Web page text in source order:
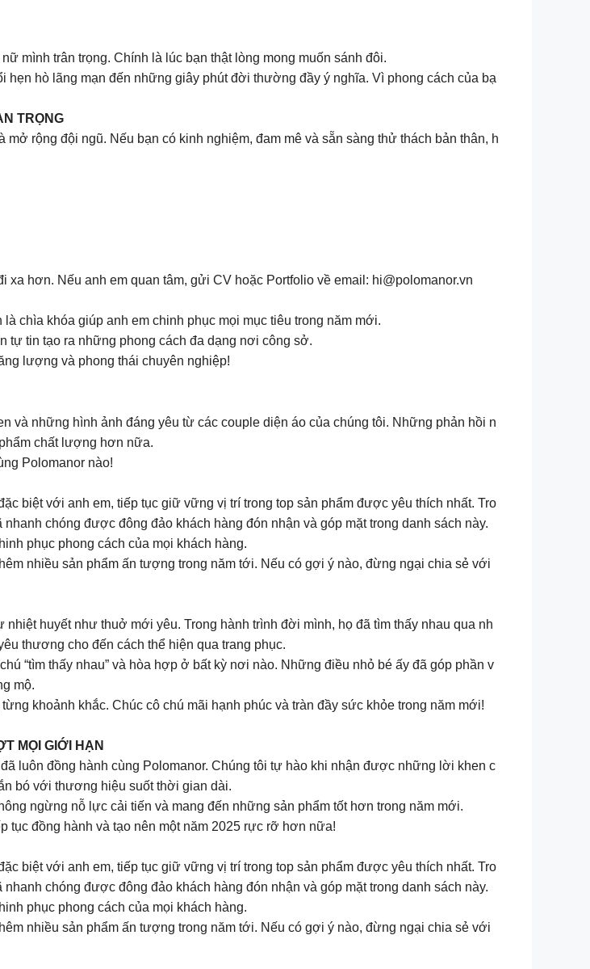
mình trân trọng. Chính là lúc bạn thật lòng mong muốn sánh đôi.
hò lãng mạn đến những giây phút đời thường đầy ý nghĩa. Vì phong cách của bạ
TRỌNG
rộng đội ngũ. Nếu bạn có kinh nghiệm, đam mê và sẵn sàng thử thách bản thân, h
xa hơn. Nếu anh em quan tâm, gửi CV hoặc Portfolio về email: hi@polomanor.vn
chìa khóa giúp anh em chinh phục mọi mục tiêu trong năm mới.
tự tin tạo ra những phong cách đa dạng nơi công sở.
lượng và phong thái chuyên nghiệp!
và những hình ảnh đáng yêu từ các couple diện áo của chúng tôi. Những phản hồi n
chất lượng hơn nữa.
Polomanor nào!
biệt với anh em, tiếp tục giữ vững vị trí trong top sản phẩm được yêu thích nhất. Tro
chóng được đông đảo khách hàng đón nhận và góp mặt trong danh sách này.
phục phong cách của mọi khách hàng.
nhiều sản phẩm ấn tượng trong năm tới. Nếu có gợi ý nào, đừng ngại chia sẻ với
huyết như thuở mới yêu. Trong hành trình đời mình, họ đã tìm thấy nhau qua nh
thương cho đến cách thể hiện qua trang phục.
“tìm thấy nhau” và hòa hợp ở bất kỳ nơi nào. Những điều nhỏ bé ấy đã góp phần v
mộ.
khoảnh khắc. Chúc cô chú mãi hạnh phúc và tràn đầy sức khỏe trong năm mới!
MỌI GIỚI HẠN
luôn đồng hành cùng Polomanor. Chúng tôi tự hào khi nhận được những lời khen c
bó với thương hiệu suốt thời gian dài.
ngừng nỗ lực cải tiến và mang đến những sản phẩm tốt hơn trong năm mới.
tục đồng hành và tạo nên một năm 2025 rực rỡ hơn nữa!
biệt với anh em, tiếp tục giữ vững vị trí trong top sản phẩm được yêu thích nhất. Tro
chóng được đông đảo khách hàng đón nhận và góp mặt trong danh sách này.
phục phong cách của mọi khách hàng.
nhiều sản phẩm ấn tượng trong năm tới. Nếu có gợi ý nào, đừng ngại chia sẻ với